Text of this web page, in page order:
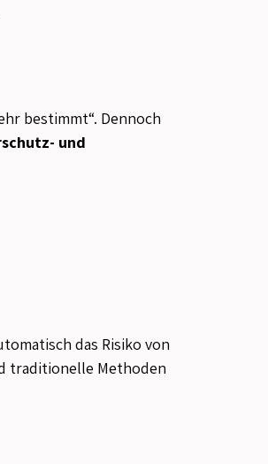
bestimmt“. Dennoch
und
das Risiko von
traditionelle Methoden